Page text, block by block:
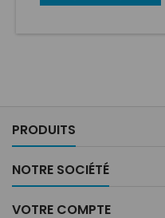
PRODUITS
NOTRE SOCIÉTÉ
VOTRE COMPTE